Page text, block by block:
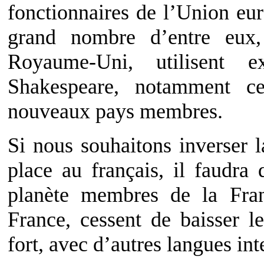
fonctionnaires de l’Union
grand nombre d’entre
Royaume-Uni, utilisent
Shakespeare,
nouveaux pays membres.
Si nous souhaitons inverser
place au français, il faudra
planète membres de la
France, cessent de baisser
fort, avec d’autres langues